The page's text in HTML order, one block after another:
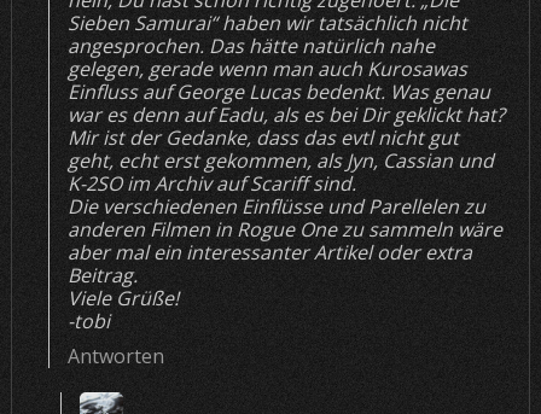
Sieben Samurai“ haben wir tatsächlich nicht
angesprochen. Das hätte natürlich nahe
gelegen, gerade wenn man auch Kurosawas
Einfluss auf George Lucas bedenkt. Was genau
war es denn auf Eadu, als es bei Dir geklickt hat?
Mir ist der Gedanke, dass das evtl nicht gut
geht, echt erst gekommen, als Jyn, Cassian und
K-2SO im Archiv auf Scariff sind.
Die verschiedenen Einflüsse und Parellelen zu
anderen Filmen in Rogue One zu sammeln wäre
aber mal ein interessanter Artikel oder extra
Beitrag.
Viele Grüße!
-tobi
Antworten